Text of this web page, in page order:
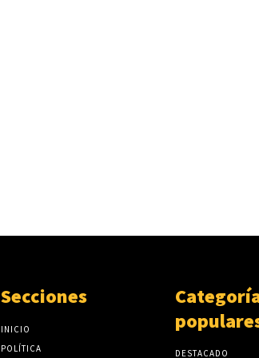
Secciones
INICIO
POLÍTICA
DESTACADO